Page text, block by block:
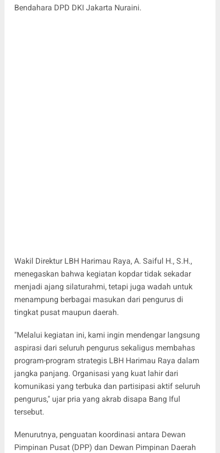
Bendahara DPD DKI Jakarta Nuraini.
Wakil Direktur LBH Harimau Raya, A. Saiful H., S.H.,
menegaskan bahwa kegiatan kopdar tidak sekadar
menjadi ajang silaturahmi, tetapi juga wadah untuk
menampung berbagai masukan dari pengurus di
tingkat pusat maupun daerah.
"Melalui kegiatan ini, kami ingin mendengar langsung
aspirasi dari seluruh pengurus sekaligus membahas
program-program strategis LBH Harimau Raya dalam
jangka panjang. Organisasi yang kuat lahir dari
komunikasi yang terbuka dan partisipasi aktif seluruh
pengurus," ujar pria yang akrab disapa Bang Iful
tersebut.
Menurutnya, penguatan koordinasi antara Dewan
Pimpinan Pusat (DPP) dan Dewan Pimpinan Daerah